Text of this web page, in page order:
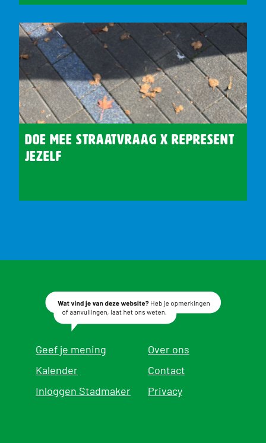
Doe Mee Straatvraag X Represent
Jezelf
Geef je mening
Kalender
Inloggen Stadmaker
Over ons
Contact
Privacy